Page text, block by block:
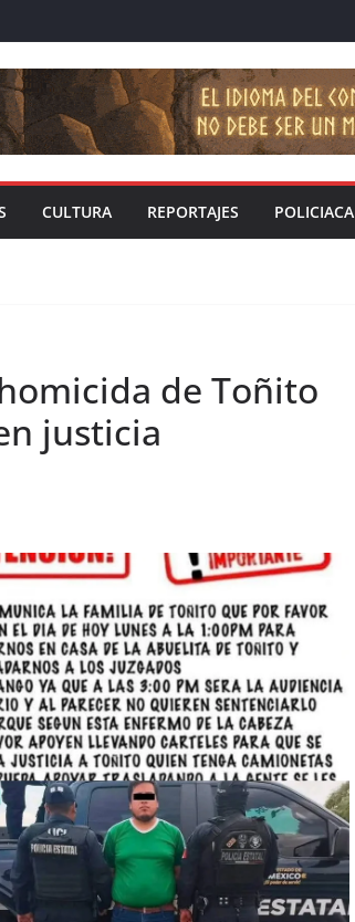
CULTURA REPORTAJES POLICIACA
de Toñito
justicia